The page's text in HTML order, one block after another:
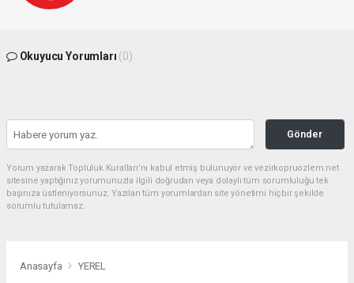
Okuyucu Yorumları (0)
Gönder
Yorum yazarak Topluluk Kuralları’nı kabul etmiş bulunuyor ve vezirkopruozlem.net
sitesine yaptığınız yorumunuzla ilgili doğrudan veya dolaylı tüm sorumluluğu tek
başınıza üstleniyorsunuz. Yazılan tüm yorumlardan site yönetimi hiçbir şekilde
sorumlu tutulamaz.
Anasayfa YEREL